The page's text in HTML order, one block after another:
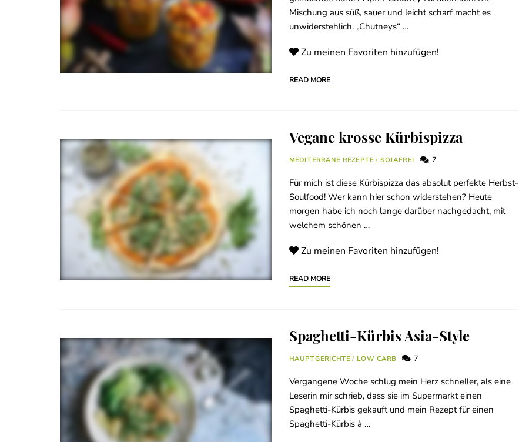
Mischung aus süß, sauer und leicht scharf macht es
unwiderstehlich. „Chutneys“ …
Zu meinen Favoriten hinzufügen!
READ MORE
Vegane krosse Kürbispizza
MEDITERRANE REZEPTE/ SOJAFREI 7
Für mich ist diese Kürbispizza das absolut perfekte Herbst-
Soulfood! Wer kann hier schon widerstehen? Heute
morgen habe ich noch lange darüber nachgedacht, mit
welchem schönen …
Zu meinen Favoriten hinzufügen!
READ MORE
Spaghetti-Kürbis Asia-Style
HAUPTGERICHTE / LOW CARB 7
Vergangene Woche schlug mein Herz schneller, als eine
Leserin mir schrieb, dass sie im Supermarkt einen
Spaghetti-Kürbis gekauft und mein Rezept für einen
Spaghetti-Kürbis à …